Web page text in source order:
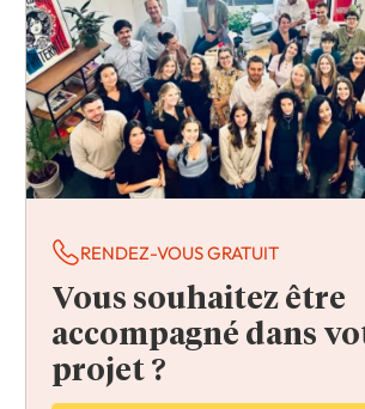
RENDEZ-VOUS GRATUIT
Vous souhaitez être
accompagné dans
projet ?